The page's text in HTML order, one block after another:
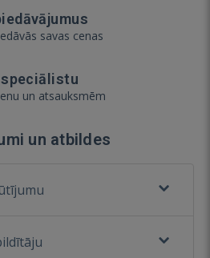
savas cenas
un atsauksmēm
un atbildes